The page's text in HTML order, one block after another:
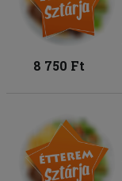
8 750 Ft